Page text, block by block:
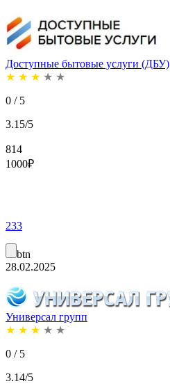
Доступные бытовые услуги (ДБУ)
★ ★ ★ ★ ★
0 / 5
3.15/5
814
1000₽
233
btn
28.02.2025
Универсал групп
★ ★ ★ ★ ★
0 / 5
3.14/5